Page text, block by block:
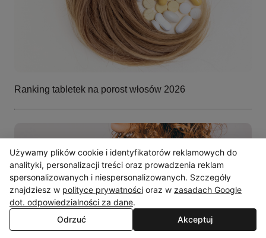
Ranking tabletek na porost włosów 2026
Używamy plików cookie i identyfikatorów reklamowych do
analityki, personalizacji treści oraz prowadzenia reklam
spersonalizowanych i niespersonalizowanych. Szczegóły
znajdziesz w polityce prywatności oraz w zasadach Google
dot. odpowiedzialności za dane.
Odrzuć
Akceptuj